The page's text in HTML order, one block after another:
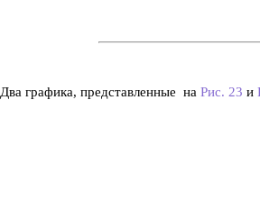
Два графика, представленные на Рис. 23 и